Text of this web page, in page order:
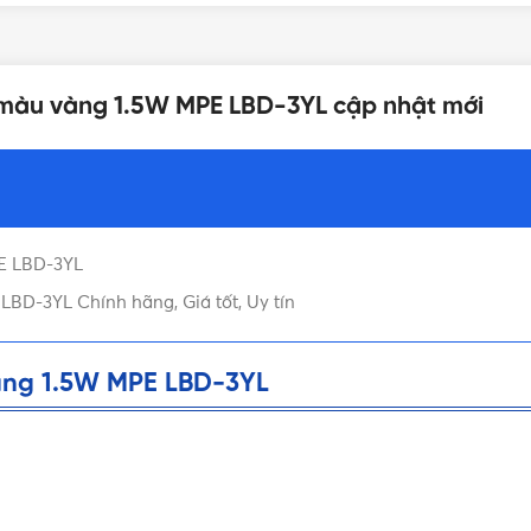
Đui đèn E27 TIÊU CHUẨN
vàng 1.5W MPE LBD-3YL cập nhật mới
LBD-3YL
3YL Chính hãng, Giá tốt, Uy tín
1.5W MPE LBD-3YL